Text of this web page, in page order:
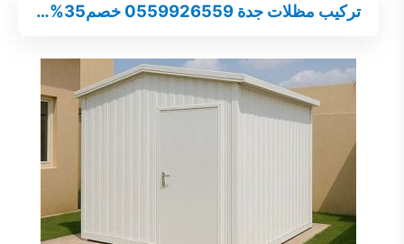
تركيب مظلات جدة 0559926559 خصم35%…